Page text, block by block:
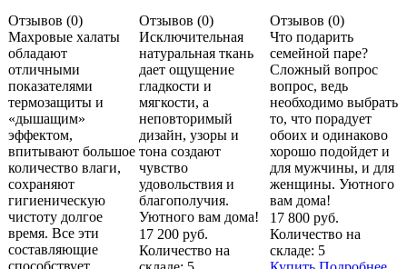
Отзывов (0)
Махровые халаты
обладают
отличными
показателями
термозащиты и
«дышащим»
эффектом,
впитывают большое
количество влаги,
сохраняют
гигиеническую
чистоту долгое
время. Все эти
составляющие
способствует
Отзывов (0)
Исключительная
натуральная ткань
дает ощущение
гладкости и
мягкости, а
неповторимый
дизайн, узоры и
тона создают
чувство
удовольствия и
благополучия.
Уютного вам дома!
17 200 руб.
Количество на
Отзывов (0)
Что подарить
семейной паре?
Сложный вопрос
вопрос, ведь
необходимо выбрать
то, что порадует
обоих и одинаково
хорошо подойдет и
для мужчины, и для
женщины. Уютного
вам дома!
17 800 руб.
Количество на
складе: 5